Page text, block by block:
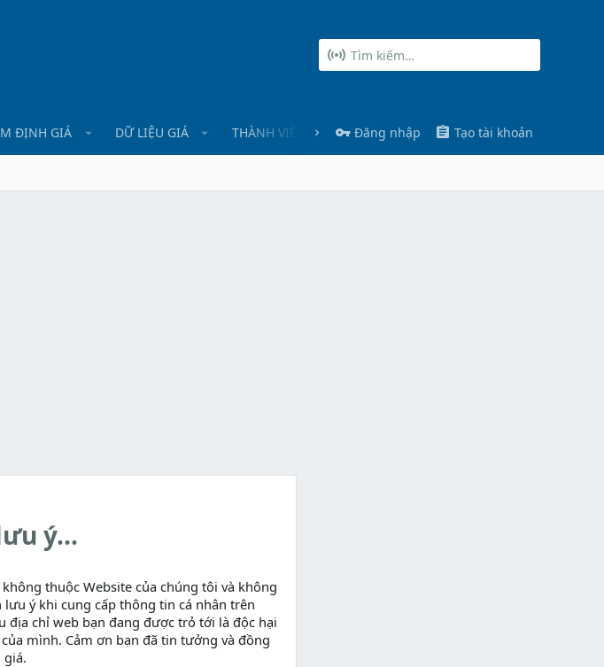
ĐỊNH GIÁ DỮ LIỆU GIÁ THÀNH VIÊN Đăng nhập Tạo tài khoản
ý...
thuộc Website của chúng tôi và không
ý khi cung cấp thông tin cá nhân trên
địa chỉ web bạn đang được trỏ tới là độc hại
mình. Cảm ơn bạn đã tin tưởng và đồng
giá.